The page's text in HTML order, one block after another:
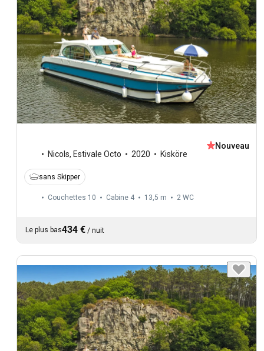
Nicols, Estivale Octo 2020 Kisköre
Nouveau
sans Skipper
Couchettes 10 Cabine 4 13,5 m 2 WC
Le plus bas434 € / nuit